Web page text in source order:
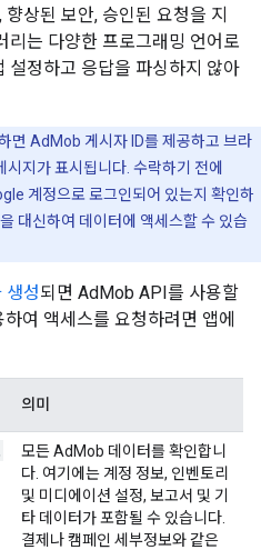
상된 보안, 승인된 요청을 지
리는 다양한 프로그래밍 언어로
설정하고 응답을 파싱하지 않아
면 AdMob 게시자 ID를 제공하고 브라
지가 표시됩니다. 수락하기 전에
계정으로 로그인되어 있는지 확인하
대신하여 데이터에 액세스할 수 있습
생성되면 AdMob API를 사용할
여 액세스를 요청하려면 앱에
의미
모든 AdMob 데이터를 확인합니
다. 여기에는 계정 정보, 인벤토리
및 미디에이션 설정, 보고서 및 기
타 데이터가 포함될 수 있습니다.
결제나 캠페인 세부정보와 같은